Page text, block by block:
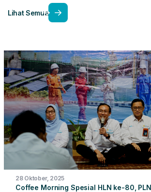
Lihat Semua
28 Oktober, 2025
Coffee Morning Spesial HLN ke-80,